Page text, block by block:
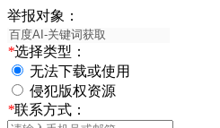
举报对象：
*选择类型：
无法下载或使用
侵犯版权资源
*联系方式：